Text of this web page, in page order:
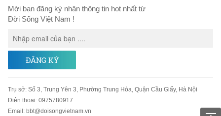
Mời bạn đăng ký nhận thông tin hot nhất từ
Đời Sống Việt Nam !
ĐĂNG KÝ
Trụ sở: Số 3, Trung Yên 3, Phường Trung Hòa, Quận Cầu Giấy, Hà Nội
Điện thoại: 0975780917
Email: bbt@doisongvietnam.vn